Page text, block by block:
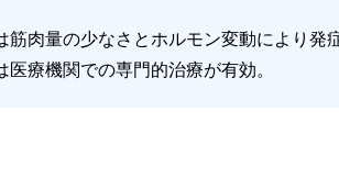
肉量の少なさとホルモン変動により発
療機関での専門的治療が有効。